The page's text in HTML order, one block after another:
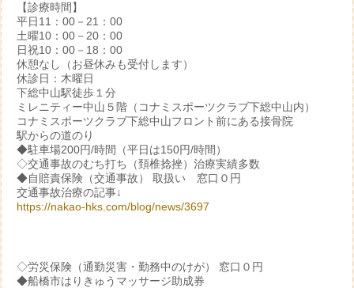
【診療時間】
平日11：00－21：00
土曜10：00－20：00
日祝10：00－18：00
休憩なし（お昼休みも受付します）
休診日：木曜日
下総中山駅徒歩１分
ミレニティー中山５階（コナミスポーツクラブ下総中山内）
コナミスポーツクラブ下総中山フロント前にある接骨院
駅からの道のり
◆駐車場200円/時間（平日は150円/時間）
◇交通事故のむち打ち（頚椎捻挫）治療実績多数
◆自賠責保険（交通事故） 取扱い 窓口０円
交通事故治療の記事↓
https://nakao-hks.com/blog/news/3697
◇労災保険（通勤災害・勤務中のけが） 窓口０円
◆船橋市はりきゅうマッサージ助成券